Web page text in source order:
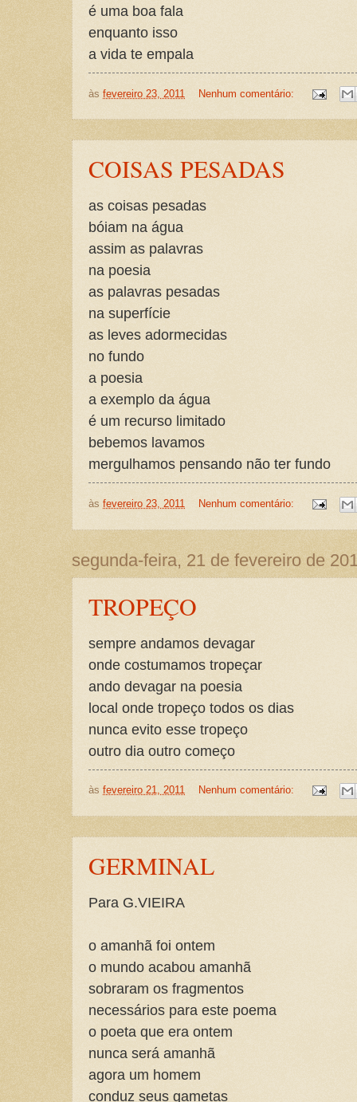
é uma boa fala
enquanto isso
a vida te empala
às fevereiro 23, 2011 Nenhum comentário:
COISAS PESADAS
as coisas pesadas
bóiam na água
assim as palavras
na poesia
as palavras pesadas
na superfície
as leves adormecidas
no fundo
a poesia
a exemplo da água
é um recurso limitado
bebemos lavamos
mergulhamos pensando não ter fundo
às fevereiro 23, 2011 Nenhum comentário:
segunda-feira, 21 de fevereiro de
TROPEÇO
sempre andamos devagar
onde costumamos tropeçar
ando devagar na poesia
local onde tropeço todos os dias
nunca evito esse tropeço
outro dia outro começo
às fevereiro 21, 2011 Nenhum comentário:
GERMINAL
Para G.VIEIRA
o amanhã foi ontem
o mundo acabou amanhã
sobraram os fragmentos
necessários para este poema
o poeta que era ontem
nunca será amanhã
agora um homem
conduz seus gametas